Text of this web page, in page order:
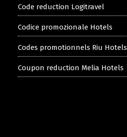
Code reduction Logitravel
Codice promozionale Hotels
Codes promotionnels Riu Hotels
Coupon reduction Melia Hotels